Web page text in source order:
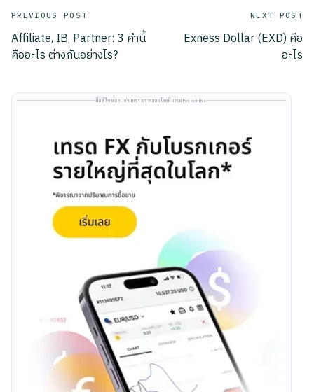
Post
navigation
PREVIOUS POST
Affiliate, IB, Partner: 3 คำนี้
คืออะไร ต่างกันอย่างไร?
NEXT POST
Exness Dollar (EXD) คือ
อะไร
พื้นที่โฆษณา · ผ่านการตรวจสอบโดยทีมงาน Forexinthai